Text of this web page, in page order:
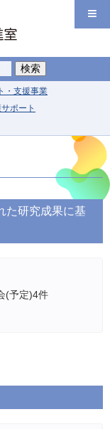
・支援事業
ポート
た研究成果に基
(予定)4件